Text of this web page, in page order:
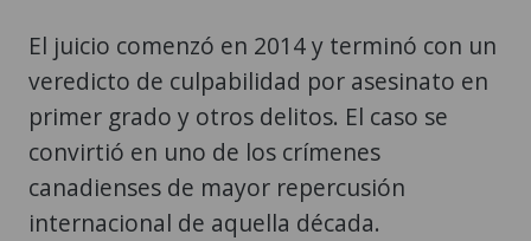
El juicio comenzó en 2014 y terminó con un
veredicto de culpabilidad por asesinato en
primer grado y otros delitos. El caso se
convirtió en uno de los crímenes
canadienses de mayor repercusión
internacional de aquella década.